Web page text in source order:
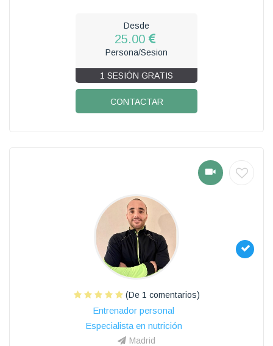
Desde
25.00
Persona/Sesion
1 SESIÓN GRATIS
CONTACTAR
(De 1 comentarios)
Entrenador personal
Especialista en nutrición
Madrid